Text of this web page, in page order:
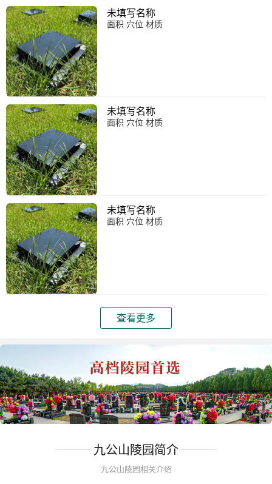
未填写名称
面积 穴位 材质
未填写名称
面积 穴位 材质
未填写名称
面积 穴位 材质
查看更多
九公山陵园简介
九公山陵园相关介绍